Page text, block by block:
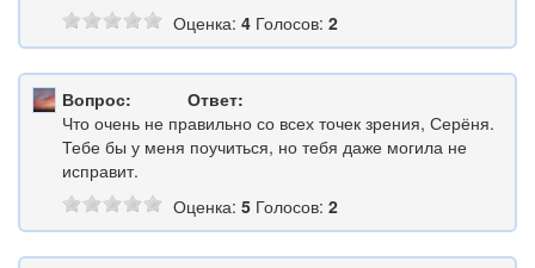
Оценка: 4 Голосов: 2
Вопрос:
Ответ:
Что очень не правильно со всех точек зрения, Серёня.
Тебе бы у меня поучиться, но тебя даже могила не
исправит.
Оценка: 5 Голосов: 2